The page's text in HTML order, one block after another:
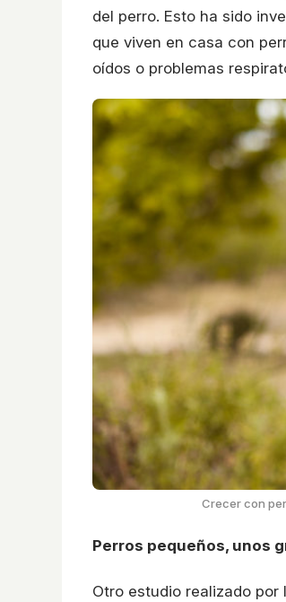
del perro. Esto ha sido
que viven en casa con
oídos o problemas
Crecer con
Perros pequeños, unos
Otro estudio realizado